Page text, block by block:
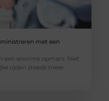
met een
een enorme opmars. Niet
rijden steeds meer